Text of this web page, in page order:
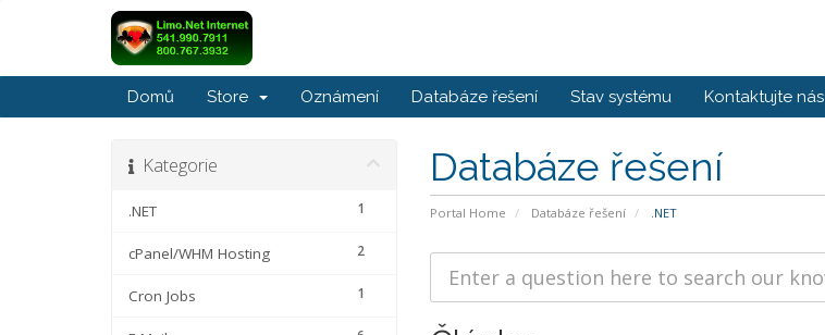
Domů Store Oznámení Databáze řešení Stav systému Kontaktujte nás
Databáze řešení
Portal Home Databáze řešení .NET
Kategorie
1
.NET
2
cPanel/WHM Hosting
1
Cron Jobs